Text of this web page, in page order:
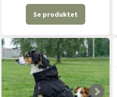
Se produktet